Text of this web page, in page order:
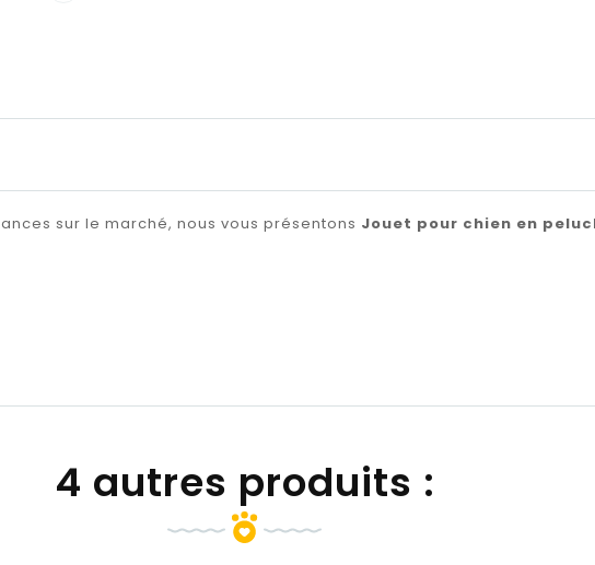
sur le marché, nous vous présentons Jouet pour chien en
4 autres produits :